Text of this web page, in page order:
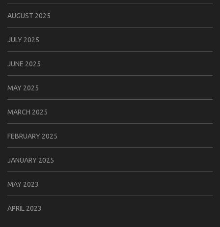
AUGUST 2025
JULY 2025
JUNE 2025
MAY 2025
MARCH 2025
FEBRUARY 2025
JANUARY 2025
MAY 2023
APRIL 2023